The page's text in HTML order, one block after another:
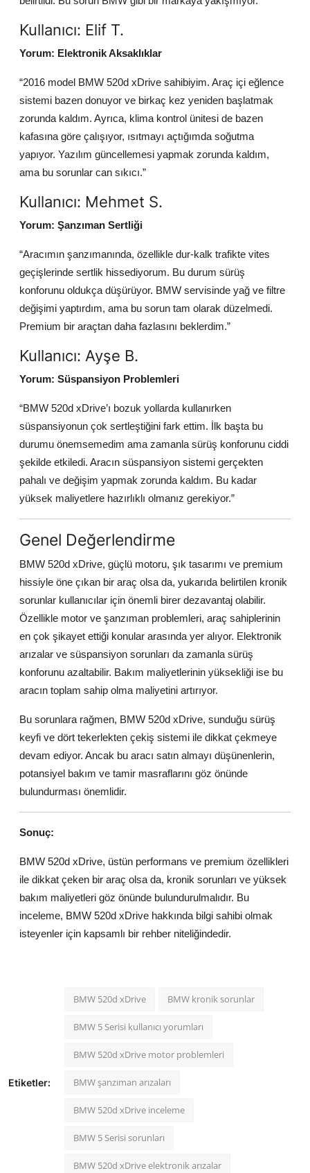
Kullanıcı: Elif T.
Yorum: Elektronik Aksaklıklar
“2016 model BMW 520d xDrive sahibiyim. Araç içi eğlence
sistemi bazen donuyor ve birkaç kez yeniden başlatmak
zorunda kaldım. Ayrıca, klima kontrol ünitesi de bazen
kafasına göre çalışıyor, ısıtmayı açtığımda soğutma
yapıyor. Yazılım güncellemesi yapmak zorunda kaldım,
ama bu sorunlar can sıkıcı.”
Kullanıcı: Mehmet S.
Yorum: Şanzıman Sertliği
“Aracımın şanzımanında, özellikle dur-kalk trafikte vites
geçişlerinde sertlik hissediyorum. Bu durum sürüş
konforunu oldukça düşürüyor. BMW servisinde yağ ve filtre
değişimi yaptırdım, ama bu sorun tam olarak düzelmedi.
Premium bir araçtan daha fazlasını beklerdim.”
Kullanıcı: Ayşe B.
Yorum: Süspansiyon Problemleri
“BMW 520d xDrive’ı bozuk yollarda kullanırken
süspansiyonun çok sertleştiğini fark ettim. İlk başta bu
durumu önemsemedim ama zamanla sürüş konforunu ciddi
şekilde etkiledi. Aracın süspansiyon sistemi gerçekten
pahalı ve değişim yapmak zorunda kaldım. Bu kadar
yüksek maliyetlere hazırlıklı olmanız gerekiyor.”
Genel Değerlendirme
BMW 520d xDrive, güçlü motoru, şık tasarımı ve premium
hissiyle öne çıkan bir araç olsa da, yukarıda belirtilen kronik
sorunlar kullanıcılar için önemli birer dezavantaj olabilir.
Özellikle motor ve şanzıman problemleri, araç sahiplerinin
en çok şikayet ettiği konular arasında yer alıyor. Elektronik
arızalar ve süspansiyon sorunları da zamanla sürüş
konforunu azaltabilir. Bakım maliyetlerinin yüksekliği ise bu
aracın toplam sahip olma maliyetini artırıyor.
Bu sorunlara rağmen, BMW 520d xDrive, sunduğu sürüş
keyfi ve dört tekerlekten çekiş sistemi ile dikkat çekmeye
devam ediyor. Ancak bu aracı satın almayı düşünenlerin,
potansiyel bakım ve tamir masraflarını göz önünde
bulundurması önemlidir.
Sonuç:
BMW 520d xDrive, üstün performans ve premium özellikleri
ile dikkat çeken bir araç olsa da, kronik sorunları ve yüksek
bakım maliyetleri göz önünde bulundurulmalıdır. Bu
inceleme, BMW 520d xDrive hakkında bilgi sahibi olmak
isteyenler için kapsamlı bir rehber niteliğindedir.
Etiketler:
BMW 520d xDrive BMW kronik sorunlar
BMW 5 Serisi kullanıcı yorumları
BMW 520d xDrive motor problemleri
BMW şanzıman arızaları
BMW 520d xDrive inceleme
BMW 5 Serisi sorunları
BMW 520d xDrive elektronik arızalar